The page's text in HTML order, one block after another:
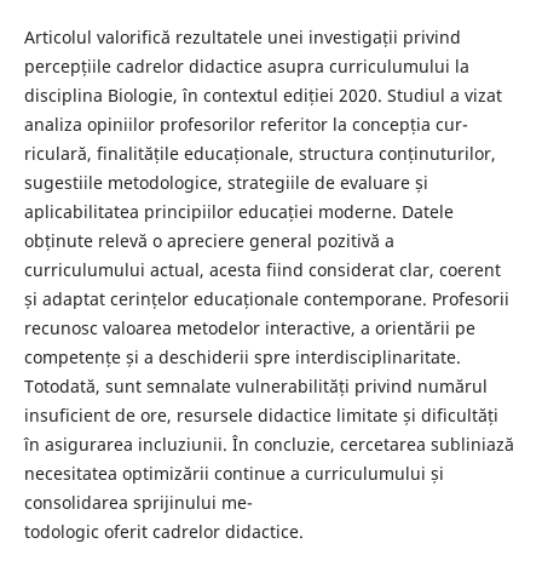
Articolul valorifică rezultatele unei investigații privind
percepțiile cadrelor didactice asupra curriculumului la
disciplina Biologie, în contextul ediției 2020. Studiul a vizat
analiza opiniilor profesorilor referitor la concepția cur-
riculară, finalitățile educaționale, structura conținuturilor,
sugestiile metodologice, strategiile de evaluare și
aplicabilitatea principiilor educației moderne. Datele
obținute relevă o apreciere general pozitivă a
curriculumului actual, acesta fiind considerat clar, coerent
și adaptat cerințelor educaționale contemporane. Profesorii
recunosc valoarea metodelor interactive, a orientării pe
competențe și a deschiderii spre interdisciplinaritate.
Totodată, sunt semnalate vulnerabilități privind numărul
insuficient de ore, resursele didactice limitate și dificultăți
în asigurarea incluziunii. În concluzie, cercetarea subliniază
necesitatea optimizării continue a curriculumului și
consolidarea sprijinului me-
todologic oferit cadrelor didactice.